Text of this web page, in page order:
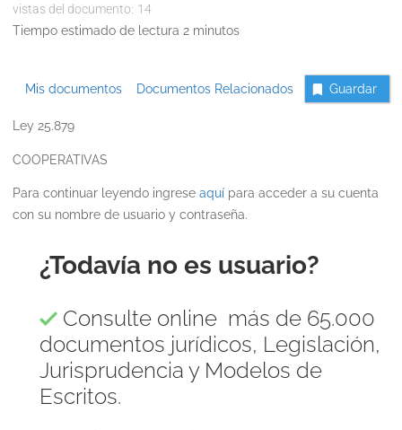
vistas del documento: 14
Tiempo estimado de lectura 2 minutos
Mis documentos Documentos Relacionados Guardar
Ley 25.879
COOPERATIVAS
Para continuar leyendo ingrese aquípara acceder a su cuenta
con su nombre de usuario y contraseña.
¿Todavía no es usuario?
Consulte online más de 65.000
documentos jurídicos, Legislación,
Jurisprudencia y Modelos de
Escritos.